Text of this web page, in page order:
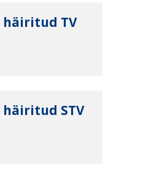
häiritud TV
häiritud STV